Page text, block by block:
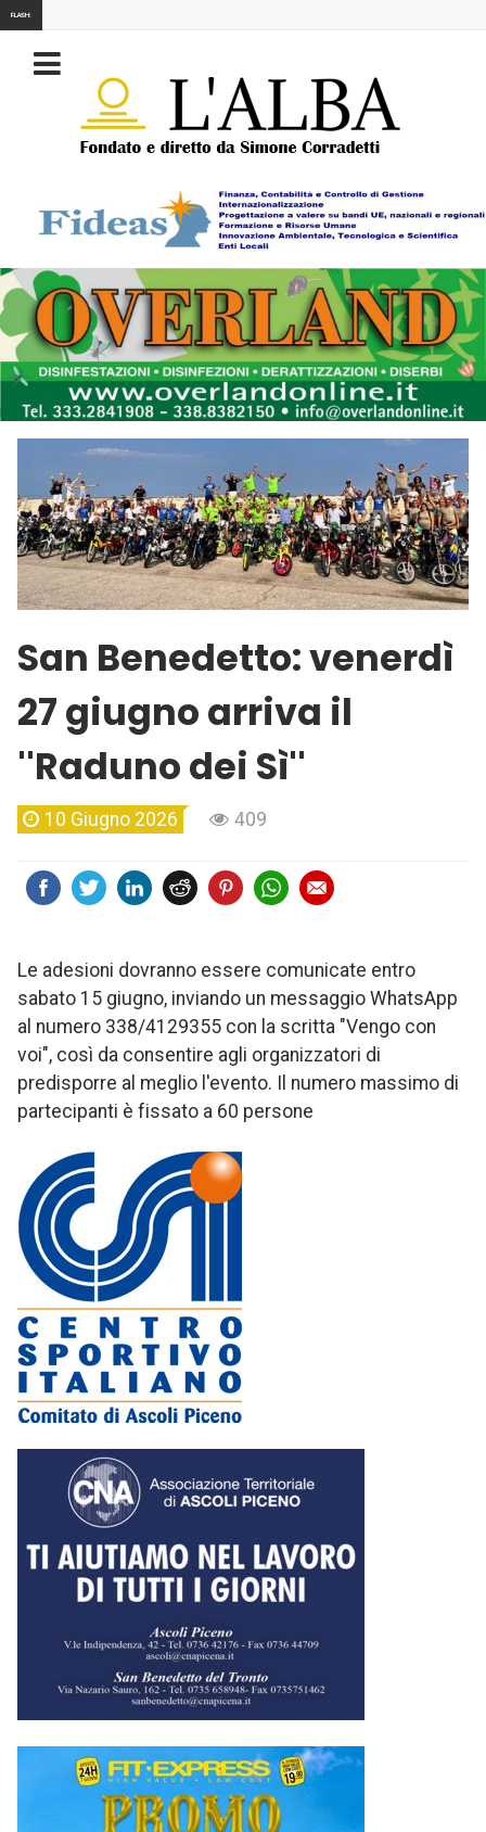
FLASH:
San Benedetto: venerdì
27 giugno arriva il
''Raduno dei Sì''
10 Giugno 2026 409
Le adesioni dovranno essere comunicate entro
sabato 15 giugno, inviando un messaggio WhatsApp
al numero 338/4129355 con la scritta "Vengo con
voi", così da consentire agli organizzatori di
predisporre al meglio l'evento. Il numero massimo di
partecipanti è fissato a 60 persone